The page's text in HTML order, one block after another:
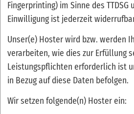
Fingerprinting) im Sinne des TTDSG
Einwilligung ist jederzeit
Unser(e) Hoster wird bzw. werden
verarbeiten, wie dies zur Erfüllung
Leistungspflichten erforderlich ist
in Bezug auf diese Daten befolgen.
Wir setzen folgende(n) Hoster ein: